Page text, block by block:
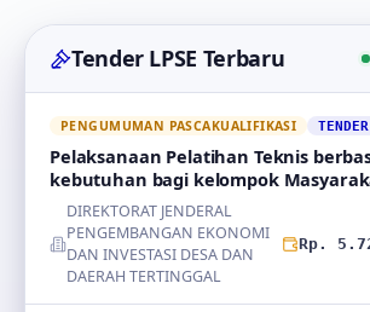
Tender LPSE Terbaru
PENGUMUMAN PASCAKUALIFIKASI TENDER
Pelaksanaan Pelatihan Teknis
kebutuhan bagi kelompok
DIREKTORAT JENDERAL
PENGEMBANGAN EKONOMI
DAN INVESTASI DESA DAN
DAERAH TERTINGGAL
Rp.